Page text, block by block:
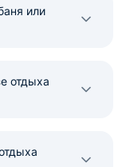
или
отдыха